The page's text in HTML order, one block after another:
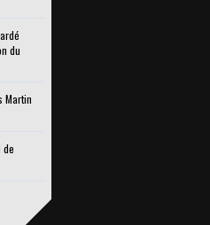
du
Martin
de